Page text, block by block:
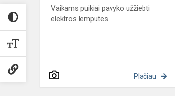
Vaikams puikiai pavyko užžiebti
elektros lemputes.
Plačiau